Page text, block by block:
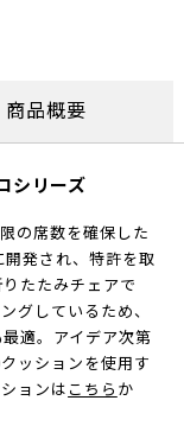
商品概要
シリーズ
の席数を確保した
開発され、特許を取
たたみチェアで
グしているため、
適。アイデア次第
ッションを使用す
ョンは こちら か